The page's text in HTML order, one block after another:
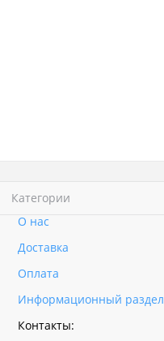
Категории
О нас
Доставка
Оплата
Информационный раздел
Контакты: